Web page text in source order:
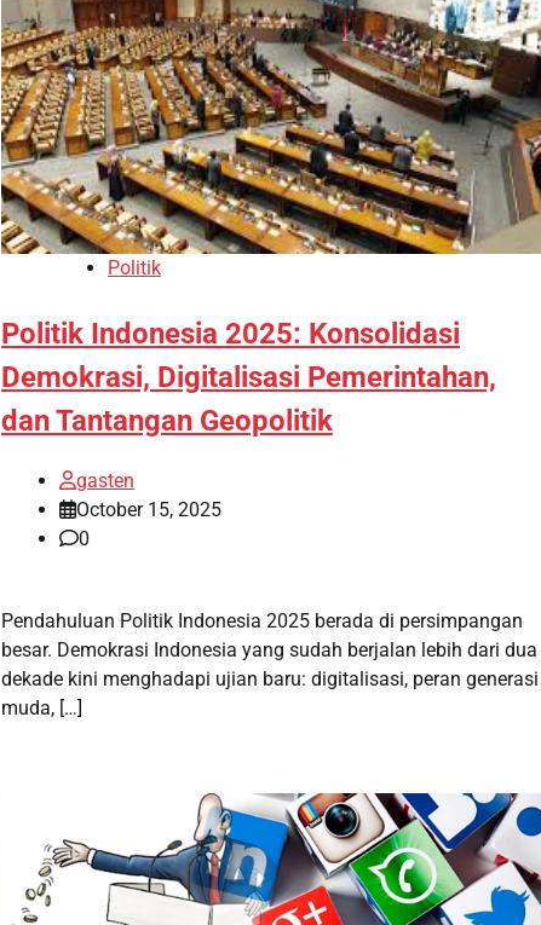
Politik
Politik Indonesia 2025: Konsolidasi
Demokrasi, Digitalisasi Pemerintahan,
dan Tantangan Geopolitik
gasten
October 15, 2025
0
Pendahuluan Politik Indonesia 2025 berada di persimpangan
besar. Demokrasi Indonesia yang sudah berjalan lebih dari dua
dekade kini menghadapi ujian baru: digitalisasi, peran generasi
muda, […]